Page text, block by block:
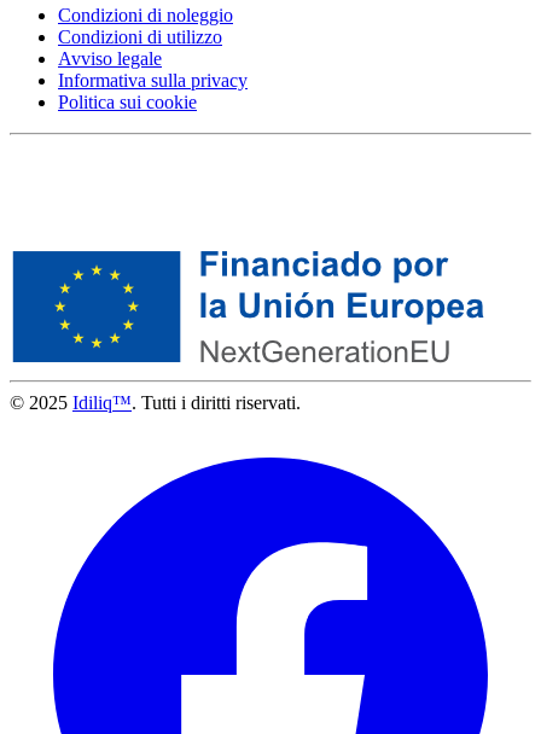
Condizioni di noleggio
Condizioni di utilizzo
Avviso legale
Informativa sulla privacy
Politica sui cookie
© 2025 Idiliq™. Tutti i diritti riservati.